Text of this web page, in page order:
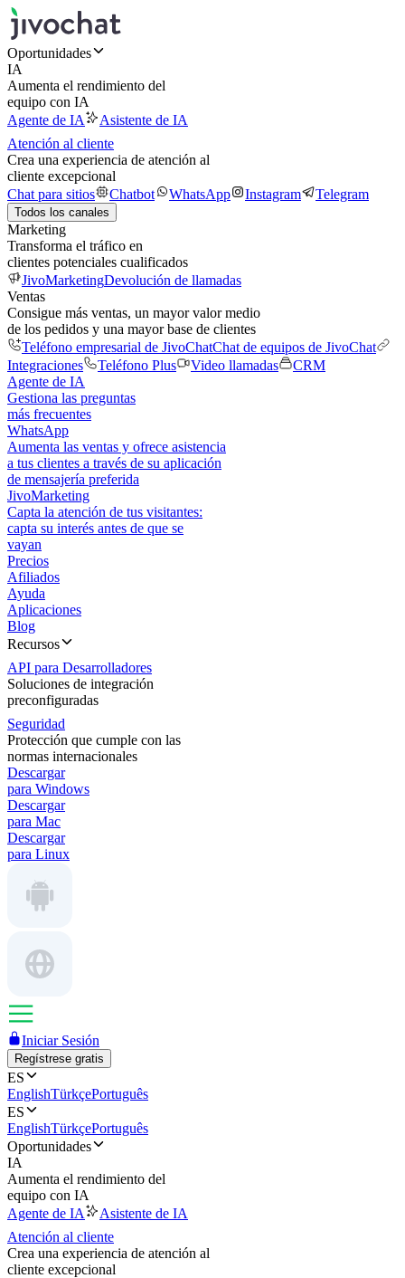
Oportunidades
IA
Aumenta el rendimiento del
equipo con IA
Agente de IA
Asistente de IA
Atención al cliente
Crea una experiencia de atención al
cliente excepcional
Chat para sitios
Chatbot WhatsApp Instagram Telegram
Todos los canales
Marketing
Transforma el tráfico en
clientes potenciales cualificados
JivoMarketingDevolución de llamadas
Ventas
Consigue más ventas, un mayor valor medio
de los pedidos y una mayor base de clientes
Teléfono empresarial de JivoChatChat de equipos de JivoChat
Integraciones
Teléfono Plus Video llamadas
CRM
Agente de IA
Gestiona las preguntas
más frecuentes
WhatsApp
Aumenta las ventas y ofrece asistencia
a tus clientes a través de su aplicación
de mensajería preferida
JivoMarketing
Capta la atención de tus visitantes:
capta su interés antes de que se
vayan
Precios
Afiliados
Ayuda
Aplicaciones
Blog
Recursos
API para Desarrolladores
Soluciones de integración
preconfiguradas
Seguridad
Protección que cumple con las
normas internacionales
Descargar
para Windows
Descargar
para Mac
Descargar
para Linux
Iniciar Sesión
Regístrese gratis
ES
EnglishTürkçePortuguês
ES
EnglishTürkçePortuguês
Oportunidades
IA
Aumenta el rendimiento del
equipo con IA
Agente de IA
Asistente de IA
Atención al cliente
Crea una experiencia de atención al
cliente excepcional